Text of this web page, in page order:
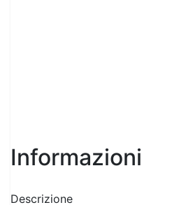
Informazioni
Descrizione